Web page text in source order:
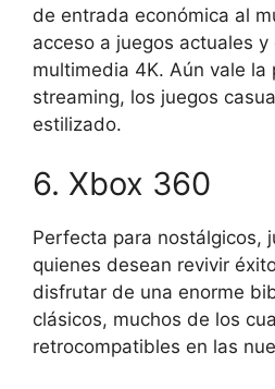
de entrada económica al
acceso a juegos actuales
multimedia 4K. Aún vale la
streaming, los juegos
estilizado.
6. Xbox 360
Perfecta para nostálgicos,
quienes desean revivir
disfrutar de una enorme
clásicos, muchos de los
retrocompatibles en las